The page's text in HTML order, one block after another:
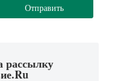
Отправить
рассылку